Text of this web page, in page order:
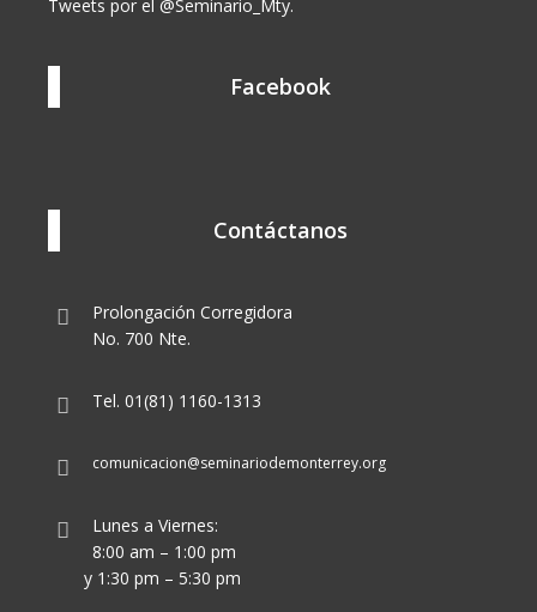
Tweets por el @Seminario_Mty.
Facebook
Contáctanos
Prolongación Corregidora
No. 700 Nte.
Tel. 01(81) 1160-1313
comunicacion@seminariodemonterrey.org
Lunes a Viernes:
8:00 am – 1:00 pm
y 1:30 pm – 5:30 pm